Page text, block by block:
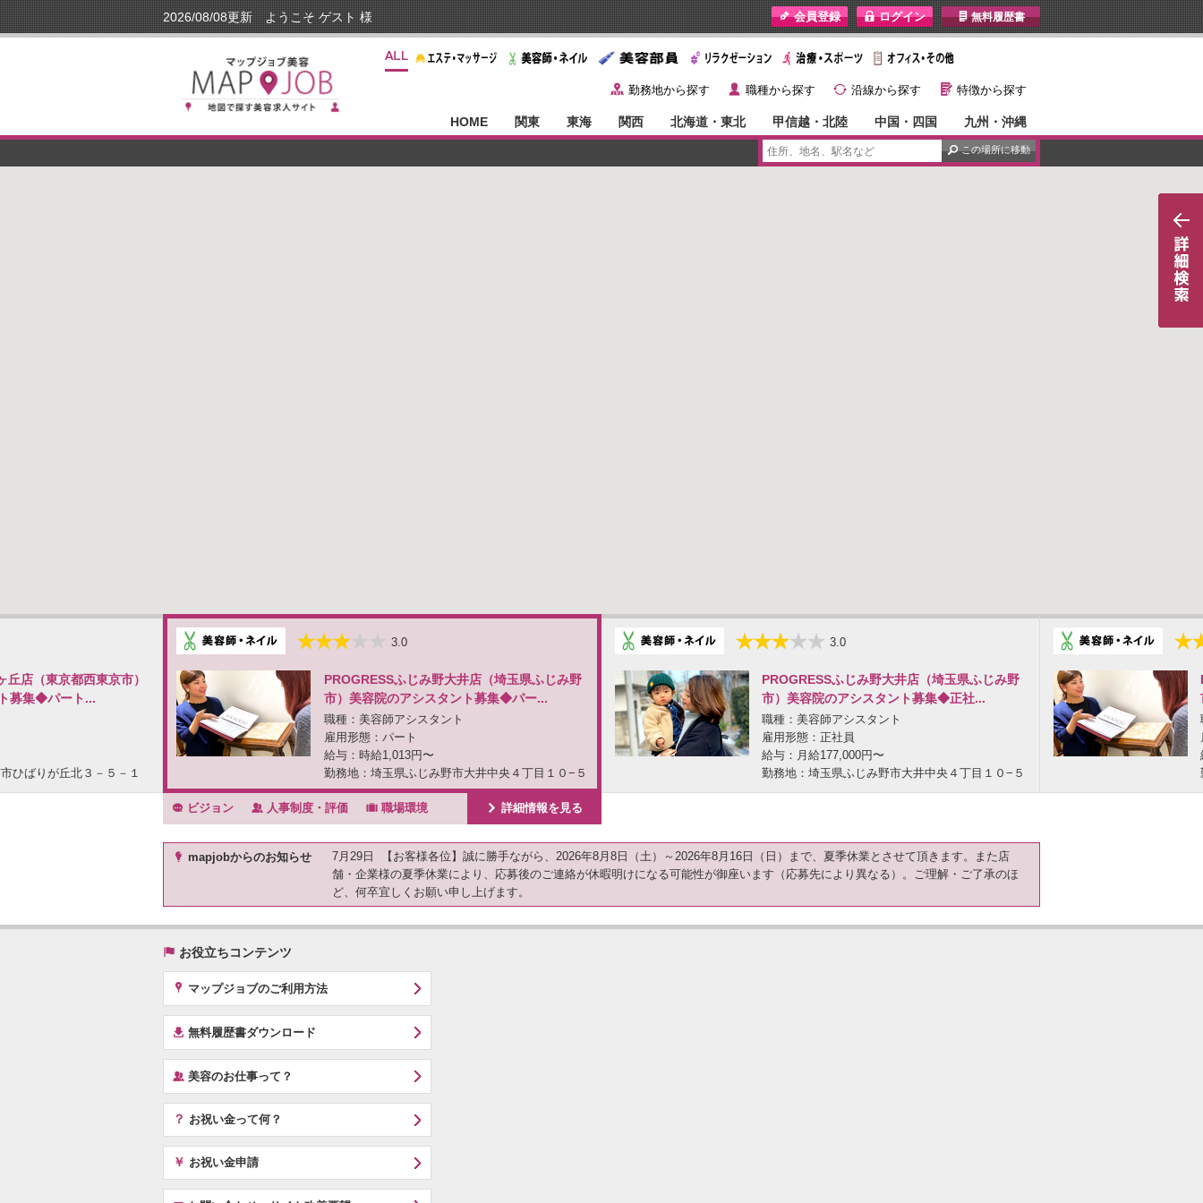
I 無料履歴書
y 勤務地から探す ˙ 職種から探す } 沿線から探す G 特徴から探す
HOME 関東 東海 関西 北海道・東北 甲信越・北陸 中国・四国 九州・沖縄
丘店（東京都西東京市）
募集◆パート...
ひばりが丘北３－５－１
3.0
PROGRESSふじみ野大井店（埼玉県ふじみ野
市）美容院のアシスタント募集◆パー...
職種：美容師アシスタント
雇用形態：パート
給与：時給1,013円〜
勤務地：埼玉県ふじみ野市大井中央４丁目１０−５
f ビジョン ‰ 人事制度・評価 . 職場環境 ú 詳細情報を見る
3.0
PROGRESSふじみ野大井店（埼玉県ふじみ野
市）美容院のアシスタント募集◆正社...
職種：美容師アシスタント
雇用形態：正社員
給与：月給177,000円〜
勤務地：埼玉県ふじみ野市大井中央４丁目１０−５
) mapjobからのお知らせ
7月29日 【お客様各位】誠に勝手ながら、2026年8月8日（土）～2026年8月16日（日）まで、夏季休業とさせて頂きます。また店
舗・企業様の夏季休業により、応募後のご連絡が休暇明けになる可能性が御座います（応募先により異なる）。ご理解・ご了承のほ
ど、何卒宜しくお願い申し上げます。
( お役立ちコンテンツ
x マップジョブのご利用方法
í 無料履歴書ダウンロード
‰ 美容のお仕事って？
？ お祝い金って何？
￥ お祝い金申請